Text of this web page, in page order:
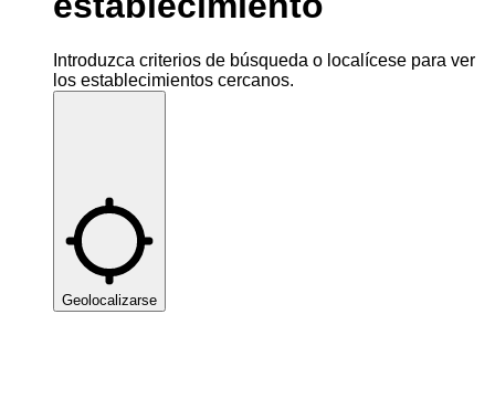
Introduzca criterios de búsqueda o localícese para ver
los establecimientos cercanos.
Geolocalizarse